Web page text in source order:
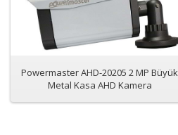
Powermaster AHD-20205 2 MP Büyük
Metal Kasa AHD Kamera